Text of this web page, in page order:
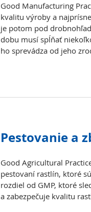
Good Manufacturing
kvalitu výroby a
je potom pod
dobu musí spĺňať
ho sprevádza od jeho
Pestovanie a
Good Agricultural
pestovaní rastlín, ktoré
rozdiel od GMP, ktoré
a zabezpečuje kvalitu